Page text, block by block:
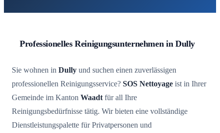
Professionelles Reinigungsunternehmen in Dully
Sie wohnen in Dully und suchen einen zuverlässigen
professionellen Reinigungsservice? SOS Nettoyage ist in Ihrer
Gemeinde im Kanton Waadtfür all Ihre
Reinigungsbedürfnisse tätig. Wir bieten eine vollständige
Dienstleistungspalette für Privatpersonen und